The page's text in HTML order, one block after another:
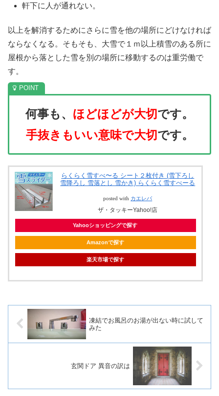
軒下に人が通れない。
以上を解消するためにさらに雪を他の場所にどけなければ
ならなくなる。そもそも、大雪で１ｍ以上積雪のある所に
屋根から落とした雪を別の場所に移動するのは重労働で
す。
何事も、 ほどほどが大切です。
手抜きもいい意味で大切です。
らくらく雪すべ〜る シート２枚付き (雪下ろし
雪降ろし 雪落とし 雪かき) らくらく雪すべーる
posted with カエレバ
ザ・タッキーYahoo!店
Yahooショッピングで探す
Amazonで探す
楽天市場で探す
凍結でお風呂のお湯が出ない時に試して
みた
玄関ドア 異音の訳は